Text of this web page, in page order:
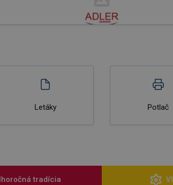
Letáky Potlač
tradícia